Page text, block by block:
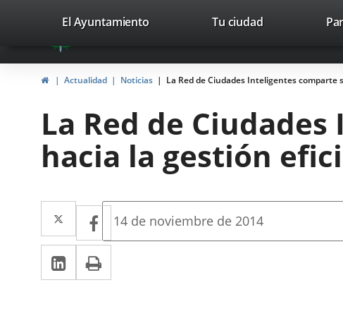
Portal
Web
del
Valladolid
avaTop
valladolid.es
El Ayuntamiento Tu ciudad
HomeActualidad Noticias La Red de Ciudades Inteligentes
La Red de
hacia la gestión
Twitter
Enlace
a
una
aplicación
Facebook
Enlace
a
una
Linkedin
Enlace
a
Fecha
la
14 de noviembre de 2014